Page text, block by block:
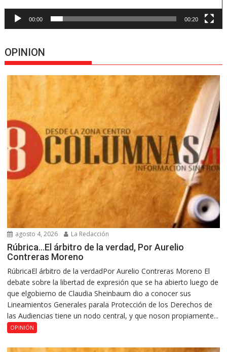
00:00 00:20
OPINION
agosto 4, 2026 La Redacción
Rúbrica…El árbitro de la verdad, Por Aurelio
Contreras Moreno
RúbricaEl árbitro de la verdadPor Aurelio Contreras Moreno El
debate sobre la libertad de expresión que se ha abierto luego de
que elgobierno de Claudia Sheinbaum dio a conocer sus
Lineamientos Generales parala Protección de los Derechos de
las Audiencias tiene un nodo central, y que noson propiamente...
OPINIÓN